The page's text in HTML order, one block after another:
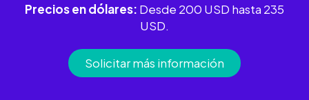
Precios en dólares: Desde 200 USD hasta 235
USD.
Solicitar más información